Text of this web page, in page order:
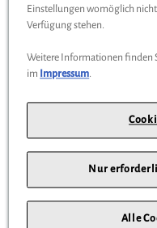
Original Mercedes-
Set
Einstellungen womöglich
Verfügung stehen.
Weitere Informationen finden
im Impressum.
Nur
Alle